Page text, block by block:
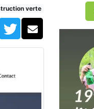
verte
TwitterCourriel